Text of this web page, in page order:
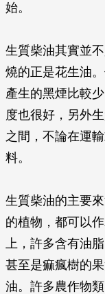
始。
生質柴油其實並
燒的正是花生油
產生的黑煙比較
度也很好，另外
之間，不論在運
料。
生質柴油的主要
的植物，都可以
上，許多含有油
甚至是痲瘋樹的
油。許多農作物